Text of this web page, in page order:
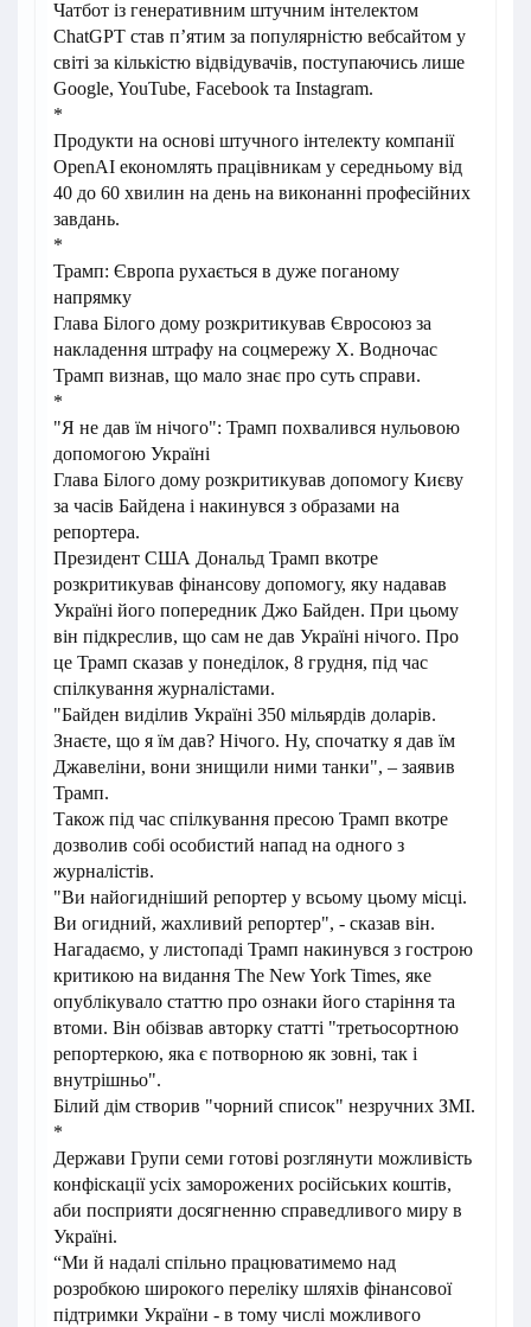
Чатбот із генеративним штучним інтелектом
ChatGPT став п’ятим за популярністю вебсайтом у
світі за кількістю відвідувачів, поступаючись лише
Google, YouTube, Facebook та Instagram.
*
Продукти на основі штучного інтелекту компанії
OpenAI економлять працівникам у середньому від
40 до 60 хвилин на день на виконанні професійних
завдань.
*
Трамп: Європа рухається в дуже поганому
напрямку
Глава Білого дому розкритикував Євросоюз за
накладення штрафу на соцмережу Х. Водночас
Трамп визнав, що мало знає про суть справи.
*
"Я не дав їм нічого": Трамп похвалився нульовою
допомогою Україні
Глава Білого дому розкритикував допомогу Києву
за часів Байдена і накинувся з образами на
репортера.
Президент США Дональд Трамп вкотре
розкритикував фінансову допомогу, яку надавав
Україні його попередник Джо Байден. При цьому
він підкреслив, що сам не дав Україні нічого. Про
це Трамп сказав у понеділок, 8 грудня, під час
спілкування журналістами.
"Байден виділив Україні 350 мільярдів доларів.
Знаєте, що я їм дав? Нічого. Ну, спочатку я дав їм
Джавеліни, вони знищили ними танки", – заявив
Трамп.
Також під час спілкування пресою Трамп вкотре
дозволив собі особистий напад на одного з
журналістів.
"Ви найогидніший репортер у всьому цьому місці.
Ви огидний, жахливий репортер", - сказав він.
Нагадаємо, у листопаді Трамп накинувся з гострою
критикою на видання The New York Times, яке
опублікувало статтю про ознаки його старіння та
втоми. Він обізвав авторку статті "третьосортною
репортеркою, яка є потворною як зовні, так і
внутрішньо".
Білий дім створив "чорний список" незручних ЗМІ.
*
Держави Групи семи готові розглянути можливість
конфіскації усіх заморожених російських коштів,
аби посприяти досягненню справедливого миру в
Україні.
“Ми й надалі спільно працюватимемо над
розробкою широкого переліку шляхів фінансової
підтримки України - в тому числі можливого